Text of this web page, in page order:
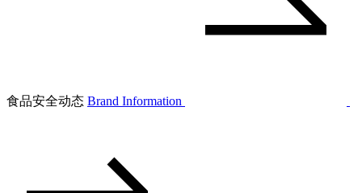
食品安全动态 Brand Information